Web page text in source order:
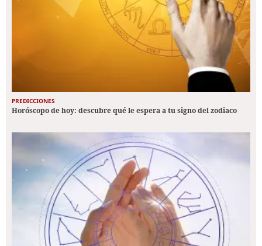
PREDICCIONES
Horóscopo de hoy: descubre qué le espera a tu signo del zodiaco